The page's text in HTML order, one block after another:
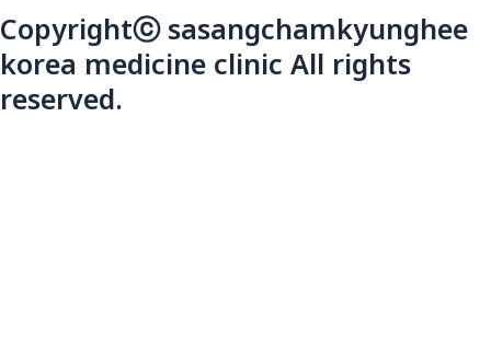
Copyrightⓒ sasangchamkyunghee
korea medicine clinic All rights
reserved.